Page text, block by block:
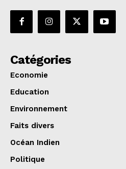
Catégories
Economie
Education
Environnement
Faits divers
Océan Indien
Politique